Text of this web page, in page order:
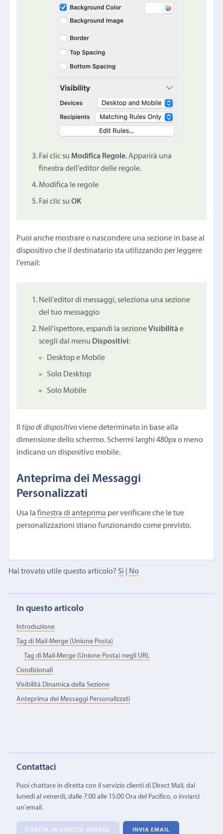
Fai clic su Modifica Regole. Apparirà una
finestra dell'editor delle regole.
Modifica le regole
Fai clic suOK
Puoi anche mostrare o nascondere una sezione in base al
dispositivo che il destinatario sta utilizzando per leggere
l'email:
Nell'editor di messaggi, seleziona una sezione
del tuo messaggio
Nell'ispettore, espandi la sezioneVisibilitàe
scegli dal menu Dispositivi:
Desktop e Mobile
Solo Desktop
Solo Mobile
tipo di dispositivoviene determinato in base alla
dimensione dello schermo. Schermi larghi 480px o meno
indicano un dispositivo mobile.
Anteprima dei Messaggi
Personalizzati
Usa lafinestra di anteprima per verificare che le tue
personalizzazioni stiano funzionando come previsto.
Hai trovato utile questo articolo? Sì No
In questo articolo
Introduzione
Tag di Mail-Merge (Unione Posta)
Tag di Mail-Merge (Unione Posta) negli URL
Condizionali
Visibilità Dinamica della Sezione
Anteprima dei Messaggi Personalizzati
Contattaci
Puoi chattare in diretta con il servizio clienti di Direct Mail, dal
lunedì al venerdì, dalle 7:00 alle 15:00 Ora del Pacifico, o inviarci
un'email.
CHATTA IN DIRETTA ADESSO INVIA EMAIL